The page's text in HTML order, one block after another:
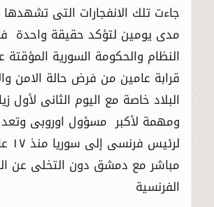
جاءت تلك الانفجارات التى
مدى يومين لتؤكد حقيقة واحدة
النظام والحكومة السورية
قرابة عامين من فرض حالة الامن
البلاد خاصة مع اليوم الثانى لأول
ومهمة لأكبر مسؤول اوروبى وتعد
مباشر مع دمشق دون التخلى عن
الفرنسية